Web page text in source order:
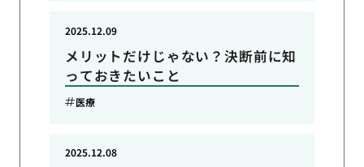
メリットだけじゃない？決断前に知
っておきたいこと
2025.12.09
医療
2025.12.08